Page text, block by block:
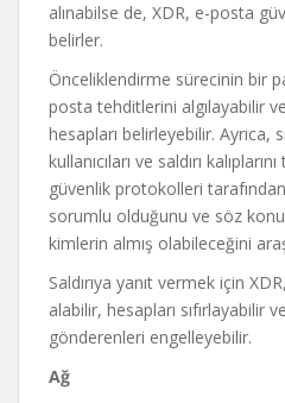
alınabilse de, XDR, e-posta
belirler.
Önceliklendirme sürecinin bir
posta tehditlerini algılayabilir
hesapları belirleyebilir. Ayrıca,
kullanıcıları ve saldırı
güvenlik protokolleri
sorumlu olduğunu ve söz
kimlerin almış olabileceğini
Saldırıya yanıt vermek için
alabilir, hesapları sıfırlayabilir
gönderenleri engelleyebilir.
Ağ